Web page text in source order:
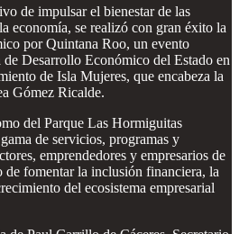
de impulsar el bienestar de las
economía, se realizó con gran éxito la
por Quintana Roo, un evento
Desarrollo Económico del Estado en
de Isla Mujeres, que encabeza la
Gómez Ricalde.
del Parque Las Hormiguitas
de servicios, programas y
emprendedores y empresarios de
fomentar la inclusión financiera, la
del ecosistema empresarial